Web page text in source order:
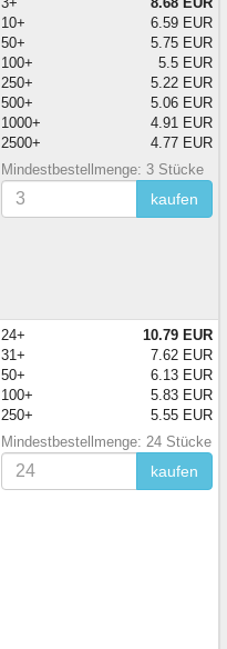
10+
6.59 EUR
50+
5.75 EUR
100+
5.5 EUR
250+
5.22 EUR
500+
5.06 EUR
1000+
4.91 EUR
2500+
4.77 EUR
Mindestbestellmenge: 3 Stücke
kaufen
24+
10.79 EUR
31+
7.62 EUR
50+
6.13 EUR
100+
5.83 EUR
250+
5.55 EUR
Mindestbestellmenge: 24 Stücke
kaufen